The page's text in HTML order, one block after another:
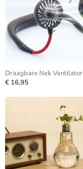
Draagbare Nek Ventilator
€ 16,95